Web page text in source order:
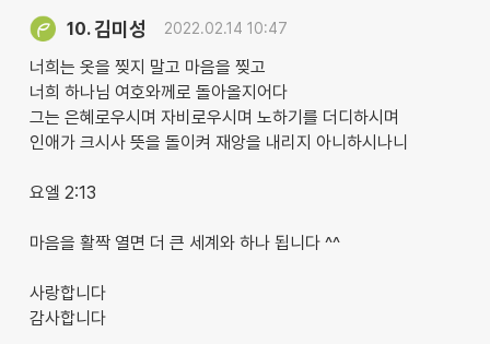
10.김미성 2022.02.14 10:47
너희는 옷을 찢지 말고 마음을 찢고
너희 하나님 여호와께로 돌아올지어다
그는 은혜로우시며 자비로우시며 노하기를 더디하시며
인애가 크시사 뜻을 돌이켜 재앙을 내리지 아니하시나니
요엘 2:13
마음을 활짝 열면 더 큰 세계와 하나 됩니다 ^^
사랑합니다
감사합니다